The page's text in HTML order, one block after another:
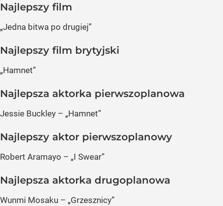
Najlepszy film
„Jedna bitwa po drugiej”
Najlepszy film brytyjski
„Hamnet”
Najlepsza aktorka pierwszoplanowa
Jessie Buckley – „Hamnet”
Najlepszy aktor pierwszoplanowy
Robert Aramayo – „I Swear”
Najlepsza aktorka drugoplanowa
Wunmi Mosaku – „Grzesznicy”